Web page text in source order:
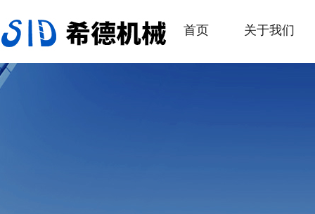
首页 关于我们